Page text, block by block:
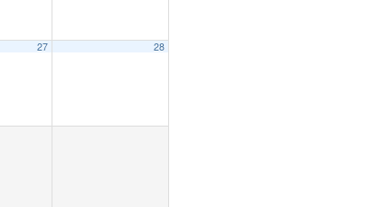
27 28